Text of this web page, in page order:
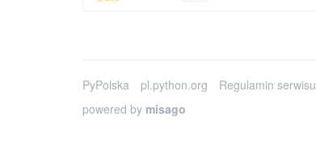
PyPolska pl.python.org
Regulamin serwisu
powered by misago